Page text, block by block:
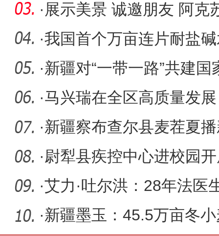
动
· 展示美景 诚邀朋友 阿克
游展
·我国首个万亩连片耐盐
产纪录
·新疆对“一带一路”共建
年前8
·马兴瑞在全区高质量发
次会议上
·新疆察布查尔县麦茬夏
达238.0
·尉犁县疾控中心进校园
技术指导
·艾力·吐尔洪：28年法医
和公平
·新疆墨玉：45.5万亩冬